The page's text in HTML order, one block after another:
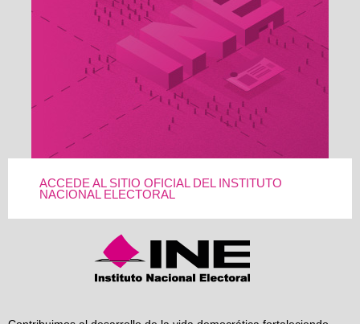
ACCEDE AL SITIO OFICIAL DEL INSTITUTO
NACIONAL ELECTORAL